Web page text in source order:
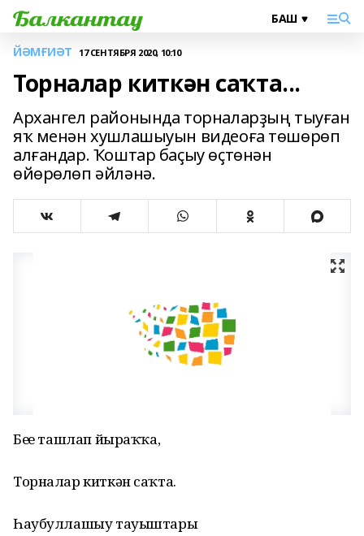
ЙӘМҒИӘТ 17 СЕНТЯБРЯ 2020, 10:10
Торналар киткән саҡта...
Архангел районында торналарҙың тыуған
яҡ менән хушлашыуын видеоға төшөрөп
алғандар. Ҡоштар баҫыу өҫтөнән
өйөрөлөп әйләнә.
Беҙҙе ташлап йыраҡҡа,
Торналар киткән саҡта.
Һаубуллашыу тауыштары